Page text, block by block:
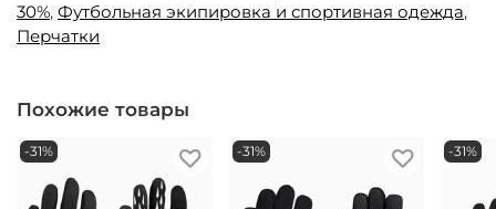
30%, Футбольная экипировка и спортивная одежда,
Перчатки
Похожие товары
-31% -31% -31%